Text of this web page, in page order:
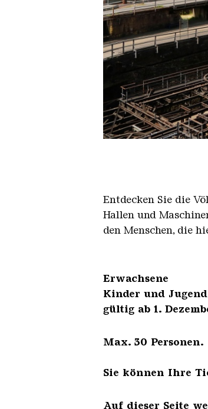
Der
Copyright:
Entdecken Sie die
Hallen und
den Menschen, die
Kinder und
gültig ab 1.
Max. 30 Personen.
Sie können Ihre
Auf dieser Seite